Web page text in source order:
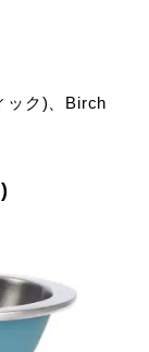
ック)、Birch